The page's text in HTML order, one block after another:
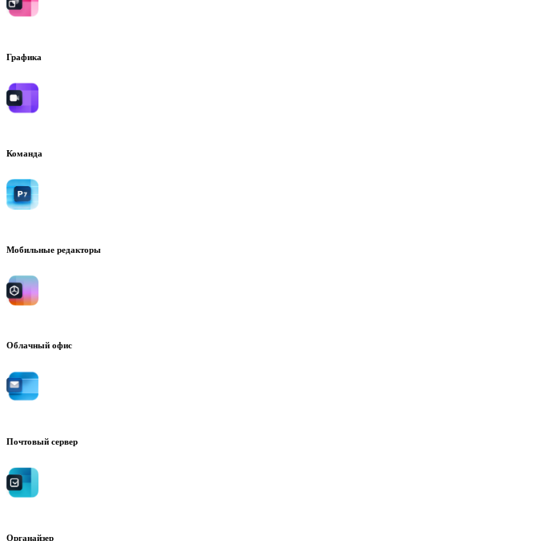
Графика
Команда
Мобильные редакторы
Облачный офис
Почтовый сервер
Органайзер